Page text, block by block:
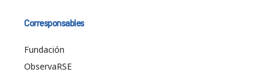
Corresponsables
Fundación
ObservaRSE